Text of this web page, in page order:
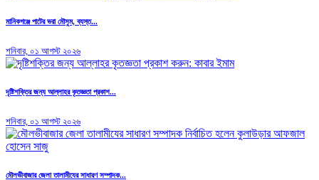
মানিকগঞ্জে পাটের ভরা মৌসুম, ব্যস্ত...
শনিবার, ০১ আগস্ট ২০২৬
দৃষ্টিশক্তির জন্য আল্লাহর কৃতজ্ঞতা প্রকাশ...
শনিবার, ০১ আগস্ট ২০২৬
মৌলভীবাজার জেলা তালামীযের সাধারণ সম্পাদক...